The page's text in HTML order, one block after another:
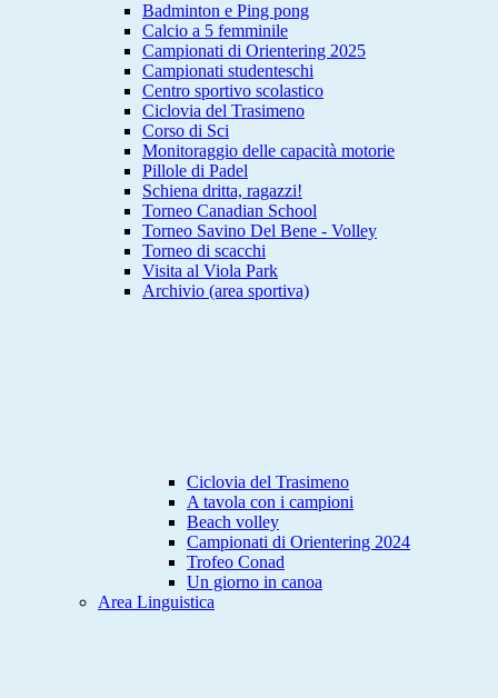
Badminton e Ping pong
Calcio a 5 femminile
Campionati di Orientering 2025
Campionati studenteschi
Centro sportivo scolastico
Ciclovia del Trasimeno
Corso di Sci
Monitoraggio delle capacità motorie
Pillole di Padel
Schiena dritta, ragazzi!
Torneo Canadian School
Torneo Savino Del Bene - Volley
Torneo di scacchi
Visita al Viola Park
Archivio (area sportiva)
Ciclovia del Trasimeno
A tavola con i campioni
Beach volley
Campionati di Orientering 2024
Trofeo Conad
Un giorno in canoa
Area Linguistica